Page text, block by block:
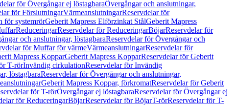
för Övergångar ej löstagbaraÖvergångar och anslutningar,
för FörslutningarVärmeanslutningarReservdelar för
för systemrörGeberit Mapress Elförzinkat StålGeberit Mapress
ReduceringarReservdelar för ReduceringarBöjarReservdelar för
och anslutningar, löstagbaraReservdelar för Övergångar och
för Muffar för värmeVärmeanslutningarReservdelar för
Mapress KopparGeberit Mapress KopparReservdelar för Geberit
T-rörInvändig cirkulationReservdelar för Invändig
löstagbaraReservdelar för Övergångar och anslutningar,
Geberit Mapress Koppar, förkromatReservdelar för Geberit
för T-rörÖvergångar ej löstagbaraReservdelar för Övergångar ej
för ReduceringarBöjarReservdelar för BöjarT-rörReservdelar för T-